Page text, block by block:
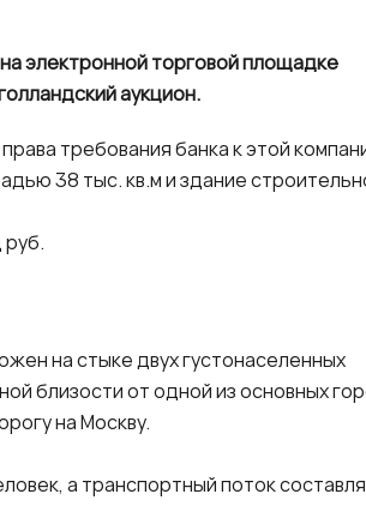
электронной торговой площадке
аукцион.
требования банка к этой
38 тыс. кв.м и здание
руб.
на стыке двух густонаселенных
близости от одной из основных
на Москву.
а транспортный поток